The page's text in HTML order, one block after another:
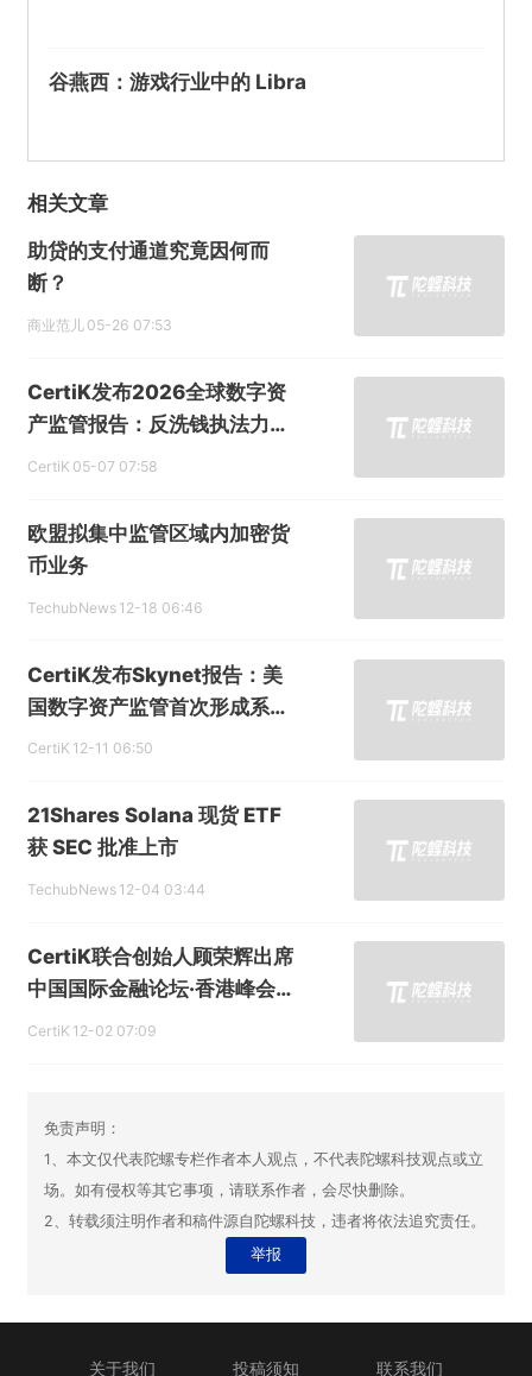
谷燕西：游戏行业中的 Libra
相关文章
助贷的支付通道究竟因何而
断？
商业范儿 05-26 07:53
CertiK发布2026全球数字资
产监管报告：反洗钱执法力度
升级，智能合约审计成为准入
CertiK 05-07 07:58
欧盟拟集中监管区域内加密货
币业务
TechubNews 12-18 06:46
CertiK发布Skynet报告：美
国数字资产监管首次形成系统
化框架
CertiK 12-11 06:50
21Shares Solana 现货 ETF
获 SEC 批准上市
TechubNews 12-04 03:44
CertiK联合创始人顾荣辉出席
中国国际金融论坛·香港峰会：
探讨数字资产合规化与全球监
CertiK 12-02 07:09
免责声明：
1、本文仅代表陀螺专栏作者本人观点，不代表陀螺科技观点或立
场。如有侵权等其它事项，请联系作者，会尽快删除。
2、转载须注明作者和稿件源自陀螺科技，违者将依法追究责任。
举报
关于我们 投稿须知 联系我们